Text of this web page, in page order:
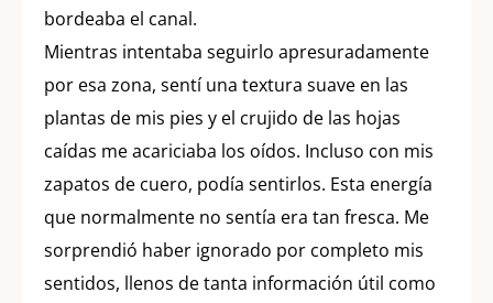
bordeaba el canal.
Mientras intentaba seguirlo apresuradamente
por esa zona, sentí una textura suave en las
plantas de mis pies y el crujido de las hojas
caídas me acariciaba los oídos. Incluso con mis
zapatos de cuero, podía sentirlos. Esta energía
que normalmente no sentía era tan fresca. Me
sorprendió haber ignorado por completo mis
sentidos, llenos de tanta información útil como